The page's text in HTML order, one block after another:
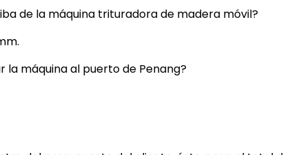
de la máquina trituradora de madera móvil?
la máquina al puerto de Penang?